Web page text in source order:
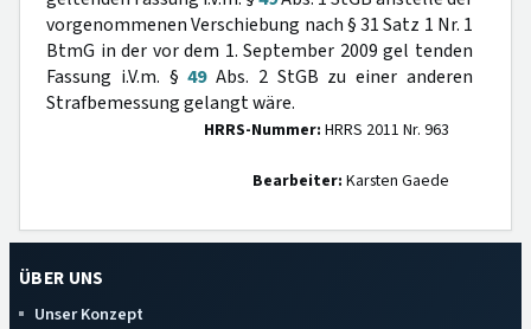
vorgenommenen Verschiebung nach § 31 Satz 1 Nr. 1
BtmG in der vor dem 1. September 2009 gel tenden
Fassung i.V.m. §49Abs. 2 StGB zu einer anderen
Strafbemessung gelangt wäre.
HRRS-Nummer: HRRS 2011 Nr. 963
Bearbeiter: Karsten Gaede
ÜBER UNS
Unser Konzept